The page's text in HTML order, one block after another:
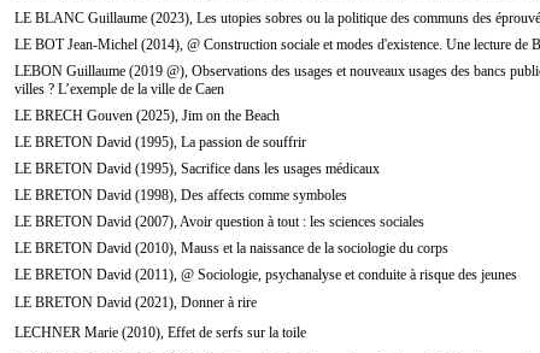
LE BLANC Guillaume (2023), Les utopies sobres ou la politique des communs des
LE BOT Jean-Michel (2014), @ Construction sociale et modes d'existence. Une lecture de
LEBON Guillaume (2019 @), Observations des usages et nouveaux usages des bancs
villes ? L’exemple de la ville de Caen
LE BRECH Gouven (2025), Jim on the Beach
LE BRETON David (1995), La passion de souffrir
LE BRETON David (1995), Sacrifice dans les usages médicaux
LE BRETON David (1998), Des affects comme symboles
LE BRETON David (2007), Avoir question à tout : les sciences sociales
LE BRETON David (2010), Mauss et la naissance de la sociologie du corps
LE BRETON David (2011), @ Sociologie, psychanalyse et conduite à risque des jeunes
LE BRETON David (2021), Donner à rire
LECHNER Marie (2010), Effet de serfs sur la toile